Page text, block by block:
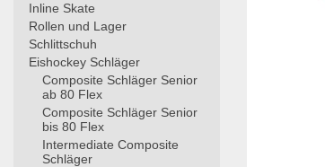
Inline Skate
Rollen und Lager
Schlittschuh
Eishockey Schläger
Composite Schläger Senior
ab 80 Flex
Composite Schläger Senior
bis 80 Flex
Intermediate Composite
Schläger